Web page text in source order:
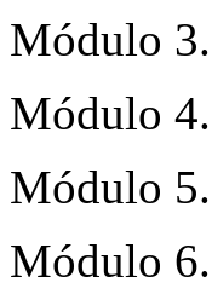
Módulo
Módulo
Módulo
Módulo